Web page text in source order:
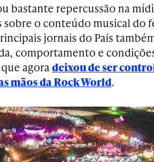
bastante repercussão na
sobre o conteúdo musical do
jornais do País
comportamento e
agoradeixou de ser
mãos da Rock World.